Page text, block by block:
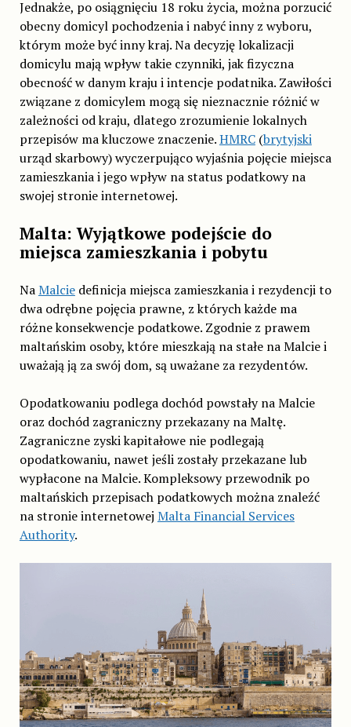
Jednakże, po osiągnięciu 18 roku życia, można porzucić
obecny domicyl pochodzenia i nabyć inny z wyboru,
którym może być inny kraj. Na decyzję lokalizacji
domicylu mają wpływ takie czynniki, jak fizyczna
obecność w danym kraju i intencje podatnika. Zawiłości
związane z domicylem mogą się nieznacznie różnić w
zależności od kraju, dlatego zrozumienie lokalnych
przepisów ma kluczowe znaczenie.HMRC(brytyjski
urząd skarbowy) wyczerpująco wyjaśnia pojęcie miejsca
zamieszkania i jego wpływ na status podatkowy na
swojej stronie internetowej.
Malta: Wyjątkowe podejście do
miejsca zamieszkania i pobytu
NaMalciedefinicja miejsca zamieszkania i rezydencji to
dwa odrębne pojęcia prawne, z których każde ma
różne konsekwencje podatkowe. Zgodnie z prawem
maltańskim osoby, które mieszkają na stałe na Malcie i
uważają ją za swój dom, są uważane za rezydentów.
Opodatkowaniu podlega dochód powstały na Malcie
oraz dochód zagraniczny przekazany na Maltę.
Zagraniczne zyski kapitałowe nie podlegają
opodatkowaniu, nawet jeśli zostały przekazane lub
wypłacone na Malcie. Kompleksowy przewodnik po
maltańskich przepisach podatkowych można znaleźć
na stronie internetowej Malta Financial Services
Authority.